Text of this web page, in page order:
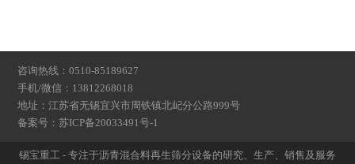
咨询热线：0510-85189627
手机/微信：13812268018
地址：江苏省无锡宜兴市周铁镇北屺分公路999号
备案号：苏ICP备20033491号-1
锡宝重工 - 专注于沥青混合料再生筛分设备的研究、生产、销售及服务